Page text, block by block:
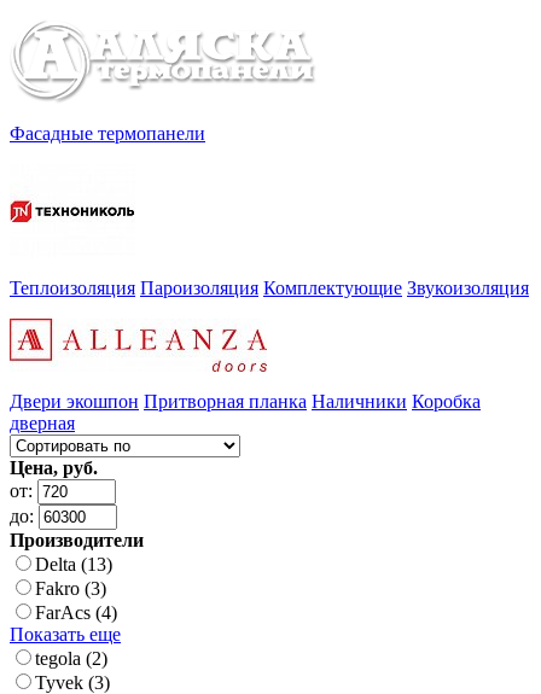
Фасадные термопанели
Теплоизоляция Пароизоляция Комплектующие Звукоизоляция
Двери экошпон Притворная планка Наличники Коробка
дверная
Цена, руб.
от:
до:
Производители
Delta (13)
Fakro (3)
FarAcs (4)
Показать еще
tegola (2)
Tyvek (3)